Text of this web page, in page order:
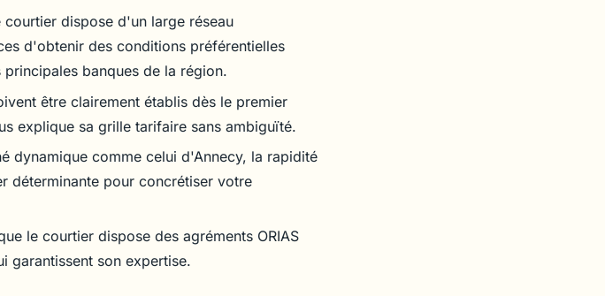
courtier dispose d'un large réseau
d'obtenir des conditions préférentielles
banques de la région.
être clairement établis dès le premier
explique sa grille tarifaire sans ambiguïté.
dynamique comme celui d'Annecy, la rapidité
déterminante pour concrétiser votre
le courtier dispose des agréments ORIAS
garantissent son expertise.